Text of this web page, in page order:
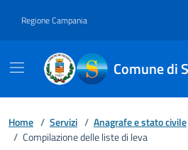
Regione Campania
Comune di
Home / Servizi / Anagrafe e stato civile
/ Compilazione delle liste di leva